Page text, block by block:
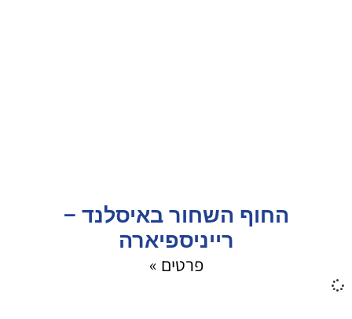
החוף השחור באיסלנד –
רייניספיארה
פרטים »